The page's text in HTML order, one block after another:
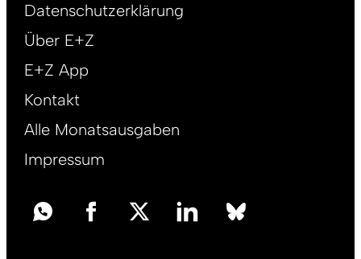
Datenschutzerklärung
Über E+Z
E+Z App
Kontakt
Alle Monatsausgaben
Impressum